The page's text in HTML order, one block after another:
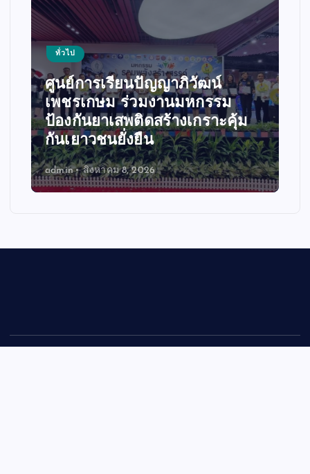
ทั่วไป
หลวงพี่น้ำฝน ทำพิธีสงฆ์ ปักหมุด
ศูนย์ฝึกมวยไทย เรือนจำจังหวัด
อ่างทอง สมศักดิ์ฯ ประธานในพิธี
admin สิงหาคม 7, 2026